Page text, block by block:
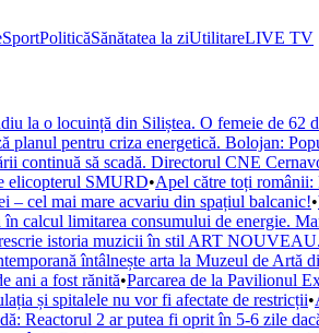
SportPoliticăSănătatea la ziUtilitareLIVE TV
la o locuință din Siliștea. O femeie de 62
planul pentru criza energetică. Bolojan:
continuă să scadă. Directorul CNE
elicopterul SMURD•Apel către toți românii:
– cel mai mare acvariu din spațiul balcanic!•
calcul limitarea consumului de energie.
istoria muzicii în stil ART
întâlnește arta la Muzeul de Artă
ani a fost rănită•Parcarea de la Pavilionul
și spitalele nu vor fi afectate de restricții•
Reactorul 2 ar putea fi oprit în 5-6 zile